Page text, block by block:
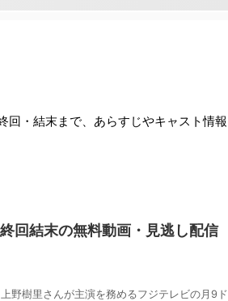
回・結末まで、あらすじやキャスト情報
回結末の無料動画・見逃し配信
野樹里さんが主演を務めるフジテレビの月9ド